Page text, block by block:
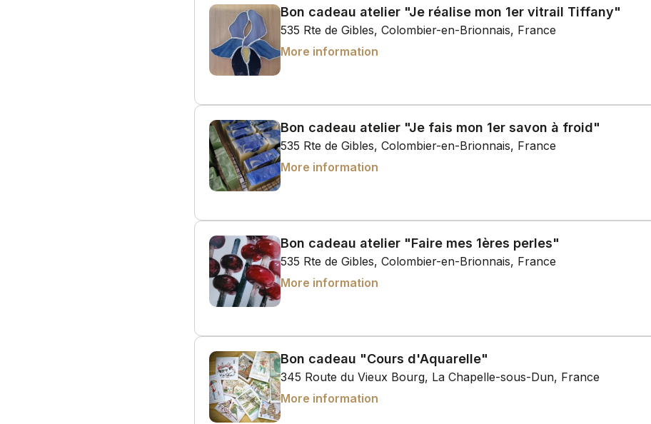
Bon cadeau atelier "Je réalise mon 1er vitrail Tiffany"
535 Rte de Gibles, Colombier-en-Brionnais, France
More information
Bon cadeau atelier "Je fais mon 1er savon à froid"
535 Rte de Gibles, Colombier-en-Brionnais, France
More information
Bon cadeau atelier "Faire mes 1ères perles"
535 Rte de Gibles, Colombier-en-Brionnais, France
More information
Bon cadeau "Cours d'Aquarelle"
345 Route du Vieux Bourg, La Chapelle-sous-Dun, France
More information